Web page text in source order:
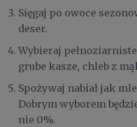
Sięgaj po owoce
deser.
Wybieraj
grube kasze, chleb z
Spożywaj nabiał jak
Dobrym wyborem
nie 0%.